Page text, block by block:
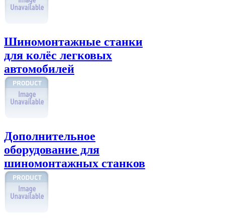
Шиномонтажные станки
для колёс легковых
автомобилей
Дополнительное
оборудование для
шиномонтажных станков